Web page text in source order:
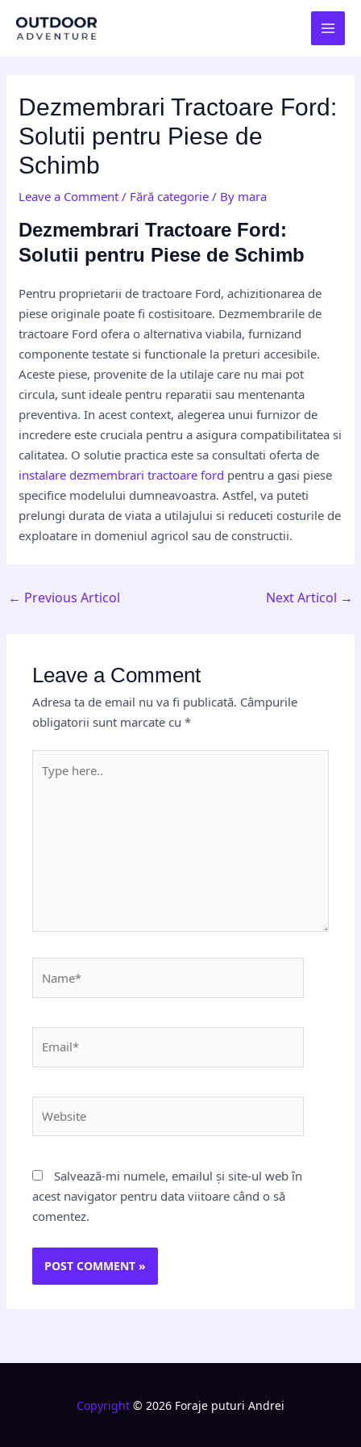
Dezmembrari Tractoare Ford:
Solutii pentru Piese de
Schimb
Leave a Comment / Fără categorie / By mara
Dezmembrari Tractoare Ford:
Solutii pentru Piese de Schimb
Pentru proprietarii de tractoare Ford, achizitionarea de
piese originale poate fi costisitoare. Dezmembrarile de
tractoare Ford ofera o alternativa viabila, furnizand
componente testate si functionale la preturi accesibile.
Aceste piese, provenite de la utilaje care nu mai pot
circula, sunt ideale pentru reparatii sau mentenanta
preventiva. In acest context, alegerea unui furnizor de
incredere este cruciala pentru a asigura compatibilitatea si
calitatea. O solutie practica este sa consultati oferta de
instalare dezmembrari tractoare ford pentru a gasi piese
specifice modelului dumneavoastra. Astfel, va puteti
prelungi durata de viata a utilajului si reduceti costurile de
exploatare in domeniul agricol sau de constructii.
navigation
← Previous Articol Next Articol →
Leave a Comment
Adresa ta de email nu va fi publicată. Câmpurile
obligatorii sunt marcate cu*
here..
Salvează-mi numele, emailul și site-ul web în
acest navigator pentru data viitoare când o să
comentez.
Copyright © 2026 Foraje puturi Andrei